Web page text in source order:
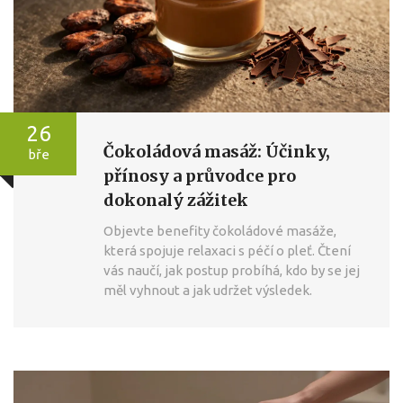
26
bře
Čokoládová masáž: Účinky,
přínosy a průvodce pro
dokonalý zážitek
Objevte benefity čokoládové masáže,
která spojuje relaxaci s péčí o pleť. Čtení
vás naučí, jak postup probíhá, kdo by se jej
měl vyhnout a jak udržet výsledek.